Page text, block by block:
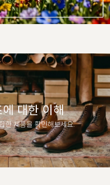
대한 이해
한 제품을 확인해보세요.